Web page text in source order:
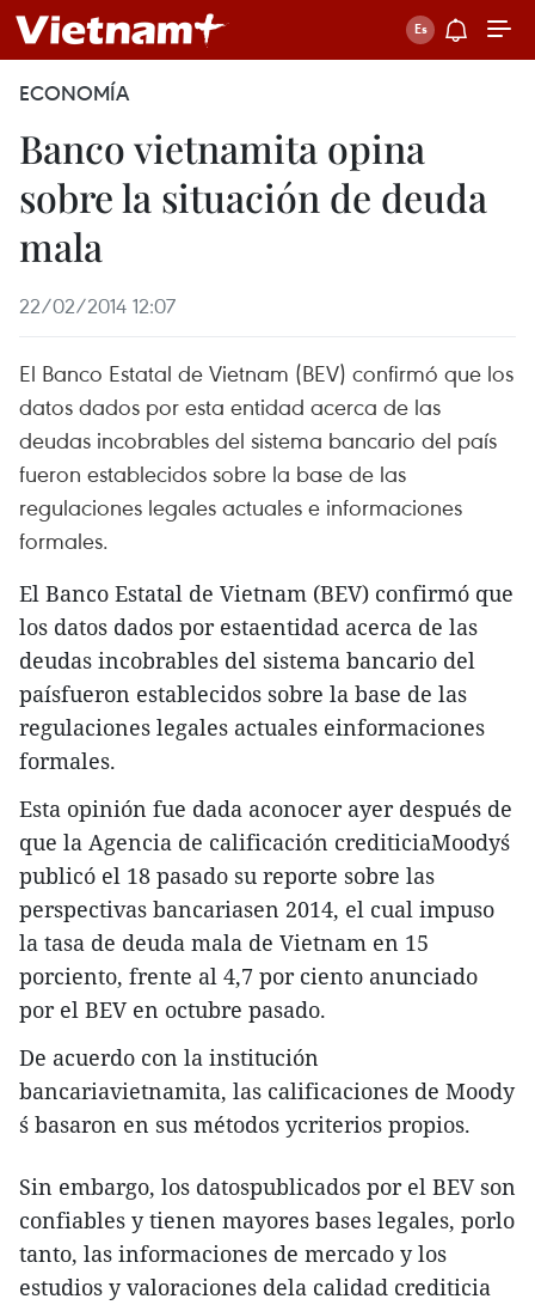
ECONOMÍA
Banco vietnamita opina
sobre la situación de deuda
mala
22/02/2014 12:07
El Banco Estatal de Vietnam (BEV) confirmó que los
datos dados por esta entidad acerca de las
deudas incobrables del sistema bancario del país
fueron establecidos sobre la base de las
regulaciones legales actuales e informaciones
formales.
El Banco Estatal de Vietnam (BEV) confirmó que
los datos dados por estaentidad acerca de las
deudas incobrables del sistema bancario del
paísfueron establecidos sobre la base de las
regulaciones legales actuales einformaciones
formales.
Esta opinión fue dada aconocer ayer después de
que la Agencia de calificación crediticiaMoody´s
publicó el 18 pasado su reporte sobre las
perspectivas bancariasen 2014, el cual impuso
la tasa de deuda mala de Vietnam en 15
porciento, frente al 4,7 por ciento anunciado
por el BEV en octubre pasado.
De acuerdo con la institución
bancariavietnamita, las calificaciones de Moody
´s basaron en sus métodos ycriterios propios.
Sin embargo, los datospublicados por el BEV son
confiables y tienen mayores bases legales, porlo
tanto, las informaciones de mercado y los
estudios y valoraciones dela calidad crediticia